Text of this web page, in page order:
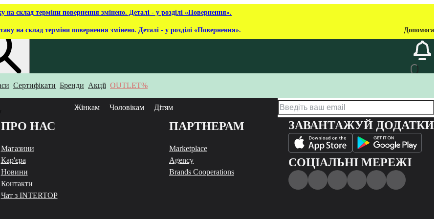
на склад терміни повернення змінено. Деталі - у розділі «Повернення».
на склад терміни повернення змінено. Деталі - у розділі «Повернення». Допомога
Сертифікати Бренди Акції OUTLET%
Жінкам Чоловікам Дітям
ПРО НАС
Магазини
Кар'єра
Новини
Контакти
Чат з INTERTOP
ПАРТНЕРАМ
Marketplace
Agency
Brands Cooperations
ЗАВАНТАЖУЙ ДОДАТКИ
СОЦІАЛЬНІ МЕРЕЖІ